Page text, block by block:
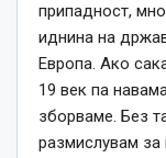
припадност,
иднина на
Европа. Ако
19 век па
зборваме. Без
размислувам